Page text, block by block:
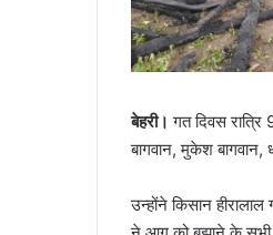
बेहरी। गत दिवस
बागवान, मुकेश बागवान,
उन्होंने किसान